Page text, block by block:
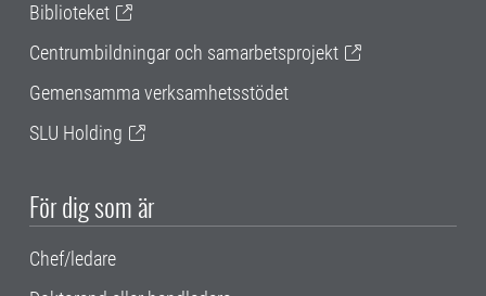
Biblioteket
Centrumbildningar och samarbetsprojekt
Gemensamma verksamhetsstödet
SLU Holding
För dig som är
Chef/ledare